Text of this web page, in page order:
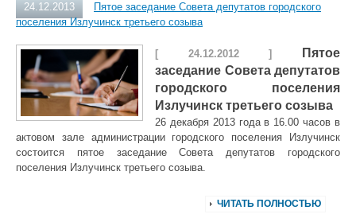
24.12.2013
Пятое заседание Совета депутатов городского
поселения Излучинск третьего созыва
[ 24.12.2012 ]
Пятое
заседание Совета депутатов
городского поселения
Излучинск третьего созыва
26 декабря 2013 года в 16.00 часов в
актовом зале администрации городского поселения Излучинск
состоится пятое заседание Совета депутатов городского
поселения Излучинск третьего созыва.
ЧИТАТЬ ПОЛНОСТЬЮ